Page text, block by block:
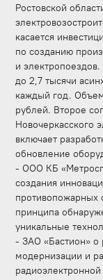
Ростовской
касается
по созданию
и
до 2,7 тысячи
каждый год.
рублей. Второе
Новочеркасского
включает
обновление
- ООО КБ
создания
противопожарных
принципа
уникальные
- ЗАО «Бастион» о
модернизации и